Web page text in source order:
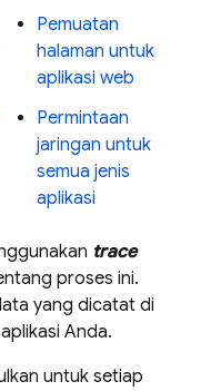
Pemuatan
halaman untuk
aplikasi web
Permintaan
jaringan untuk
semua jenis
aplikasi
trace
proses ini.
yang dicatat di
Anda.
untuk setiap